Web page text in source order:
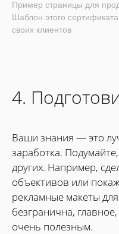
Пример страницы для
Шаблон этого
своих клиентов
4.
Ваши знания — это
заработка.
других. Например,
объективов или
рекламные макеты
безгранична,
очень полезным.